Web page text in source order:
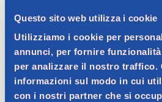
Questo sito web utilizza i cookie
Utilizziamo i cookie per
annunci, per fornire
per analizzare il nostro traffico.
informazioni sul modo in cui
con i nostri partner che si
1000ml
1,19 €
1LT (1,19 € / LT)
Aggiungi